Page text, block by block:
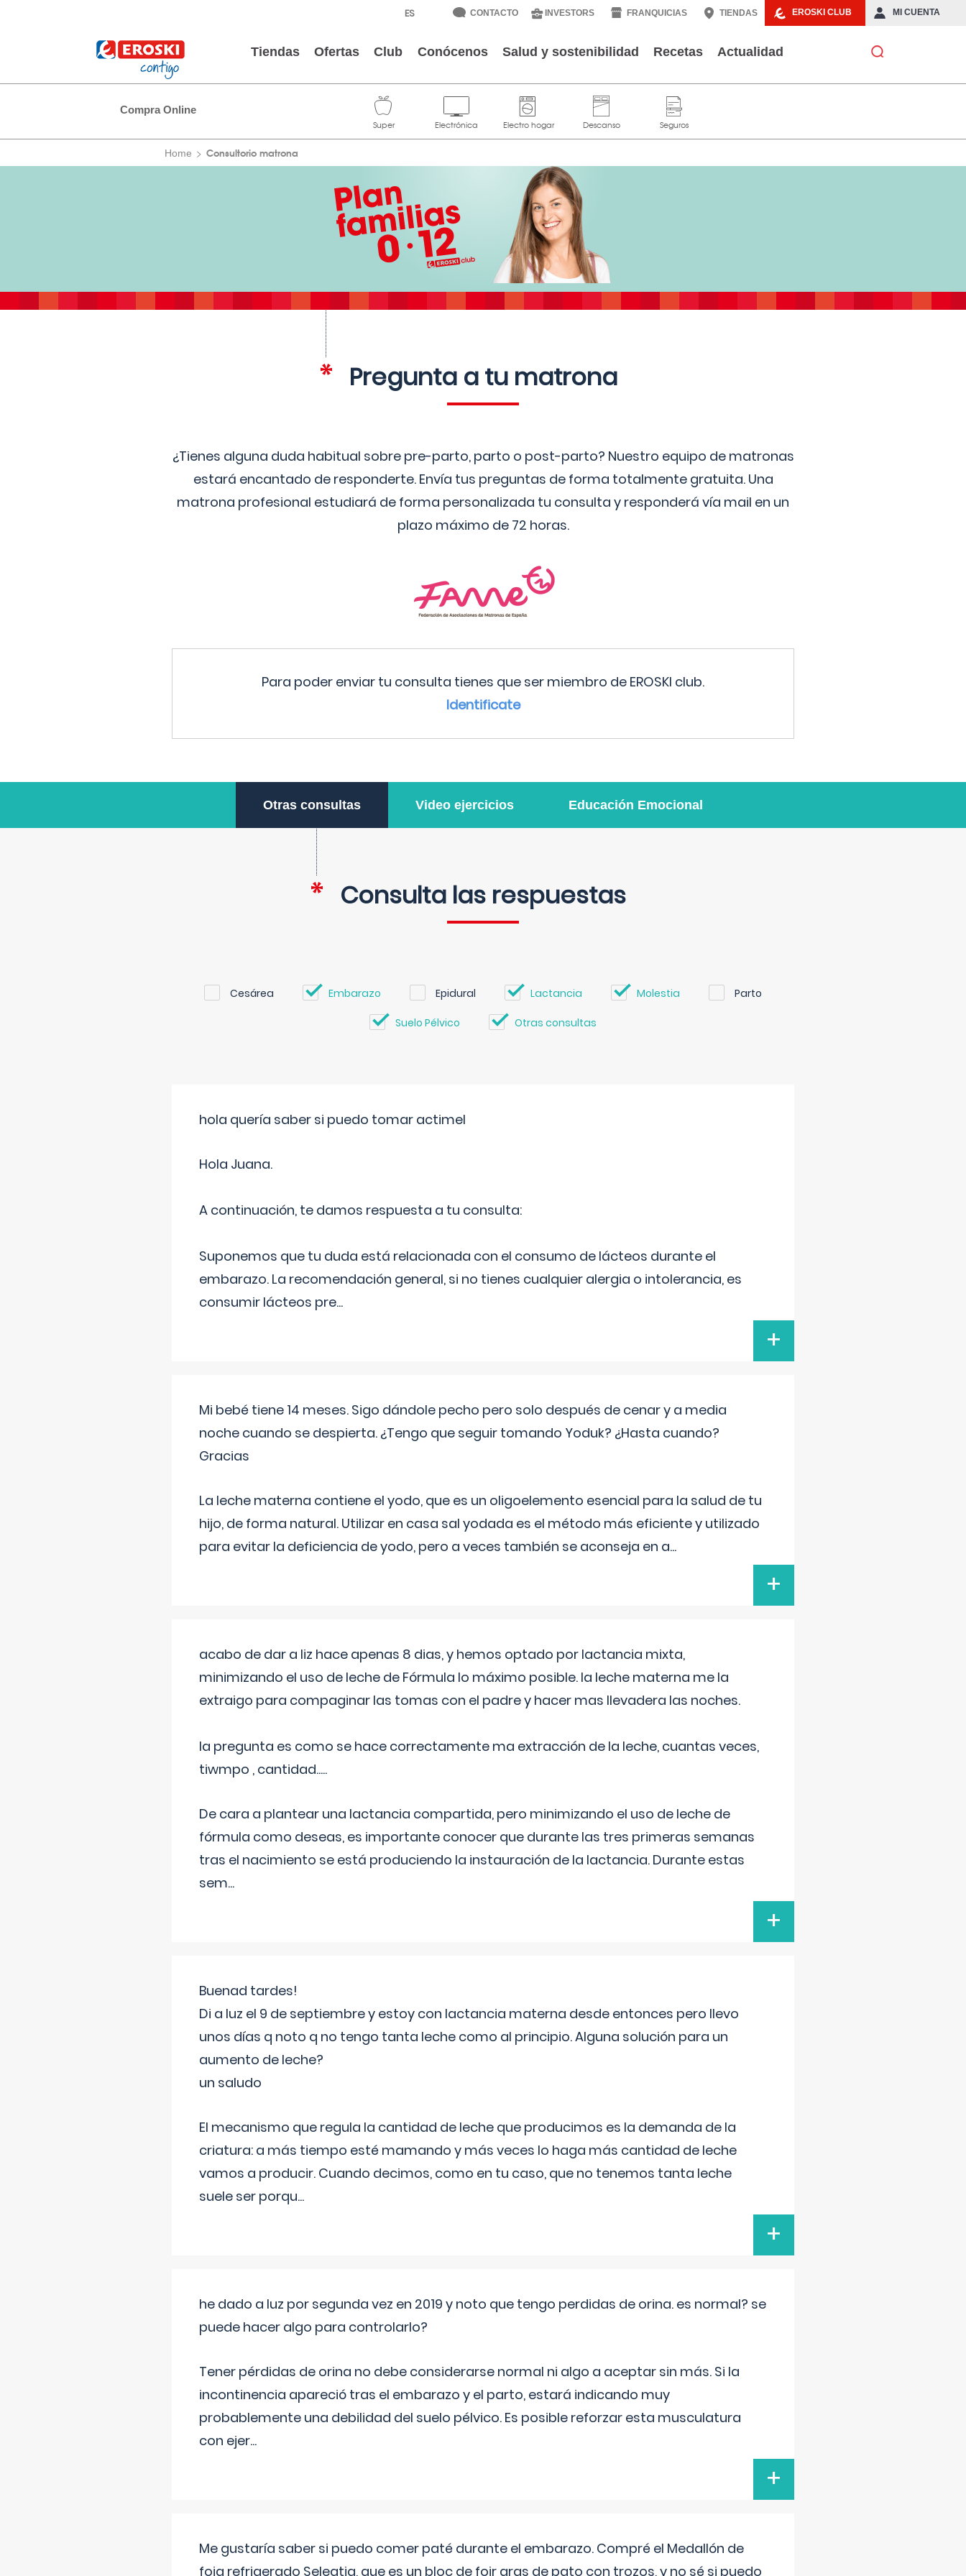
EROSKI CLUB MI CUENTA
CONTACTO INVESTORS FRANQUICIAS TIENDAS
Tiendas Ofertas Club Conócenos Salud y sostenibilidad Recetas Actualidad
Compra Online
Home Consultorio matrona
Pregunta a tu matrona
¿Tienes alguna duda habitual sobre pre-parto, parto o post-parto? Nuestro equipo de matronas
estará encantado de responderte. Envía tus preguntas de forma totalmente gratuita. Una
matrona profesional estudiará de forma personalizada tu consulta y responderá vía mail en un
plazo máximo de 72 horas.
Para poder enviar tu consulta tienes que ser miembro de EROSKI club.
Identificate
Otras consultas Video ejercicios Educación Emocional
Consulta las respuestas
Cesárea Embarazo Epidural Lactancia Molestia Parto
Suelo Pélvico Otras consultas
hola quería saber si puedo tomar actimel
Hola Juana.
A continuación, te damos respuesta a tu consulta:
Suponemos que tu duda está relacionada con el consumo de lácteos durante el
embarazo. La recomendación general, si no tienes cualquier alergia o intolerancia, es
consumir lácteos pre...
+
Mi bebé tiene 14 meses. Sigo dándole pecho pero solo después de cenar y a media
noche cuando se despierta. ¿Tengo que seguir tomando Yoduk? ¿Hasta cuando?
Gracias
La leche materna contiene el yodo, que es un oligoelemento esencial para la salud de tu
hijo, de forma natural. Utilizar en casa sal yodada es el método más eficiente y utilizado
para evitar la deficiencia de yodo, pero a veces también se aconseja en a...
+
acabo de dar a liz hace apenas 8 dias, y hemos optado por lactancia mixta,
minimizando el uso de leche de Fórmula lo máximo posible. la leche materna me la
extraigo para compaginar las tomas con el padre y hacer mas llevadera las noches.
la pregunta es como se hace correctamente ma extracción de la leche, cuantas veces,
tiwmpo , cantidad.....
De cara a plantear una lactancia compartida, pero minimizando el uso de leche de
fórmula como deseas, es importante conocer que durante las tres primeras semanas
tras el nacimiento se está produciendo la instauración de la lactancia. Durante estas
sem...
+
Buenad tardes!
Di a luz el 9 de septiembre y estoy con lactancia materna desde entonces pero llevo
unos días q noto q no tengo tanta leche como al principio. Alguna solución para un
aumento de leche?
un saludo
El mecanismo que regula la cantidad de leche que producimos es la demanda de la
criatura: a más tiempo esté mamando y más veces lo haga más cantidad de leche
vamos a producir. Cuando decimos, como en tu caso, que no tenemos tanta leche
suele ser porqu...
+
he dado a luz por segunda vez en 2019 y noto que tengo perdidas de orina. es normal? se
puede hacer algo para controlarlo?
Tener pérdidas de orina no debe considerarse normal ni algo a aceptar sin más. Si la
incontinencia apareció tras el embarazo y el parto, estará indicando muy
probablemente una debilidad del suelo pélvico. Es posible reforzar esta musculatura
con ejer...
+
Me gustaría saber si puedo comer paté durante el embarazo. Compré el Medallón de
foia refrigerado Seleqtia, que es un bloc de foir gras de pato con trozos, y no sé si puedo